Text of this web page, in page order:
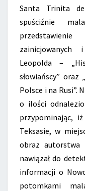
Santa Trinita
spuściźnie
zainicjowanych
Leopolda –
słowiańscy” oraz
Polsce i na Rusi”.
o ilości
przypominając,
Teksasie, w
obraz autorstwa
nawiązał do
informacji o
potomkami